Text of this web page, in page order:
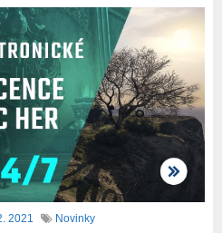
2021 Novinky